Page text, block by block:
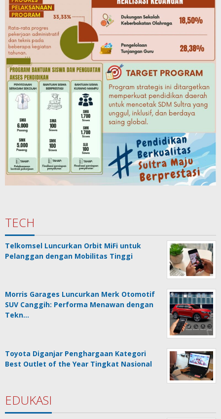
TECH
Telkomsel Luncurkan Orbit MiFi untuk
Pelanggan dengan Mobilitas Tinggi
Morris Garages Luncurkan Merk Otomotif
SUV Canggih: Performa Menawan dengan
Tekn…
Toyota Diganjar Penghargaan Kategori
Best Outlet of the Year Tingkat Nasional
EDUKASI